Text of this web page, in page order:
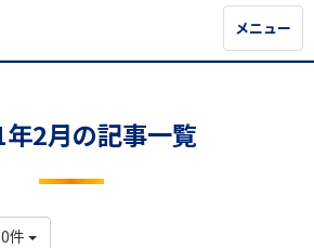
メニュー
メニュー
2月の記事一覧
件